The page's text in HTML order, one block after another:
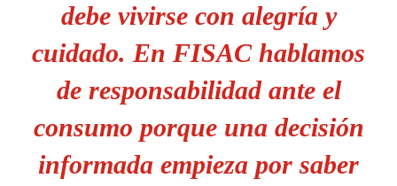
debe vivirse con alegría y
cuidado. En FISAC hablamos
de responsabilidad ante el
consumo porque una decisión
informada empieza por saber